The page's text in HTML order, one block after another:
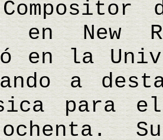
de
en New
en la
a
para